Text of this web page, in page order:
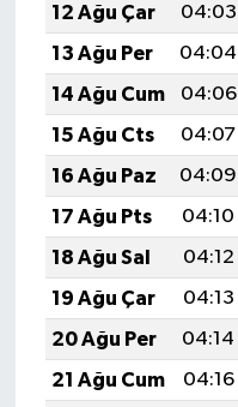
12 Ağu Çar
04:03
13 Ağu Per
04:04
14 Ağu Cum
04:06
15 Ağu Cts
04:07
16 Ağu Paz
04:09
17 Ağu Pts
04:10
18 Ağu Sal
04:12
19 Ağu Çar
04:13
20 Ağu Per
04:14
21 Ağu Cum
04:16